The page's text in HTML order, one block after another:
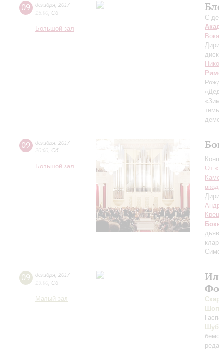
09 декабря 2017
15:00 Сб
Большой зал
С
09 декабря 2017
20:00 Сб
Большой зал
От
09 декабря 2017
19:00 Сб
Малый зал